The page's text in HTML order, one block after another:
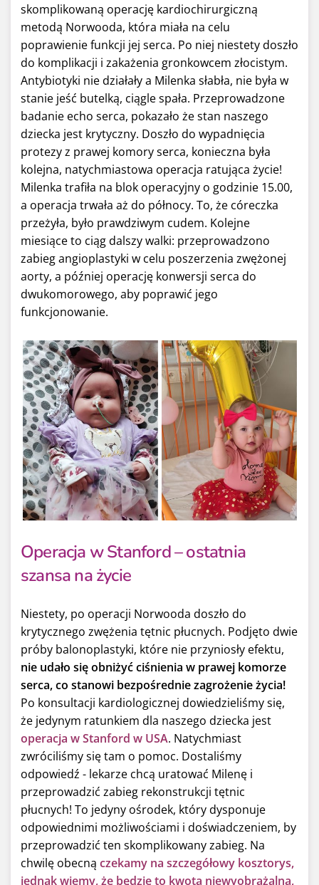
skomplikowaną operację kardiochirurgiczną
metodą Norwooda, która miała na celu
poprawienie funkcji jej serca. Po niej niestety doszło
do komplikacji i zakażenia gronkowcem złocistym.
Antybiotyki nie działały a Milenka słabła, nie była w
stanie jeść butelką, ciągle spała. Przeprowadzone
badanie echo serca, pokazało że stan naszego
dziecka jest krytyczny. Doszło do wypadnięcia
protezy z prawej komory serca, konieczna była
kolejna, natychmiastowa operacja ratująca życie!
Milenka trafiła na blok operacyjny o godzinie 15.00,
a operacja trwała aż do północy. To, że córeczka
przeżyła, było prawdziwym cudem. Kolejne
miesiące to ciąg dalszy walki: przeprowadzono
zabieg angioplastyki w celu poszerzenia zwężonej
aorty, a później operację konwersji serca do
dwukomorowego, aby poprawić jego
funkcjonowanie.
Operacja w Stanford – ostatnia
szansa na życie
Niestety, po operacji Norwooda doszło do
krytycznego zwężenia tętnic płucnych. Podjęto dwie
próby balonoplastyki, które nie przyniosły efektu,
nie udało się obniżyć ciśnienia w prawej komorze
serca, co stanowi bezpośrednie zagrożenie życia!
Po konsultacji kardiologicznej dowiedzieliśmy się,
że jedynym ratunkiem dla naszego dziecka jest
operacja w Stanford w USA. Natychmiast
zwróciliśmy się tam o pomoc. Dostaliśmy
odpowiedź - lekarze chcą uratować Milenę i
przeprowadzić zabieg rekonstrukcji tętnic
płucnych! To jedyny ośrodek, który dysponuje
odpowiednimi możliwościami i doświadczeniem, by
przeprowadzić ten skomplikowany zabieg. Na
chwilę obecną czekamy na szczegółowy kosztorys,
jednak wiemy, że będzie to kwota niewyobrażalna,